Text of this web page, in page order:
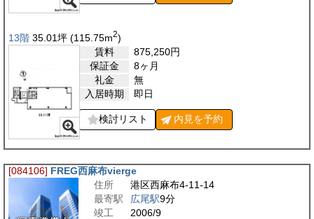
13階 35.01坪 (115.75m2)
賃料
875,250円
保証金
8ヶ月
礼金
無
入居時期
即日
検討リスト 内見を予約
[084106] FREG西麻布vierge
住所
港区西麻布4-11-14
最寄駅
広尾駅9分
竣工
2006/9